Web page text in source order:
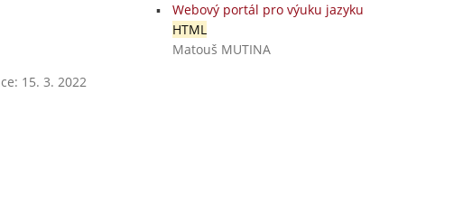
15. 3. 2022
Webový portál pro výuku jazyku
HTML
Matouš MUTINA